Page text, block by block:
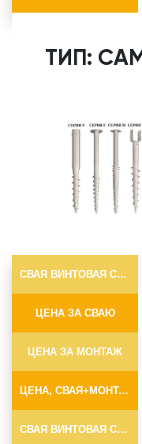
ТИП:
СВАЯ ВИНТОВАЯ САМОРЕЗ Ф73*5.5
ЦЕНА ЗА СВАЮ
ЦЕНА ЗА МОНТАЖ
ЦЕНА, СВАЯ+МОНТАЖ (БЕЗ ОГОЛОВКА)
СВАЯ ВИНТОВАЯ САМОРЕЗ Ф89*6.5